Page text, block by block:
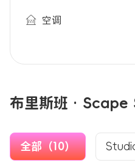
空调
布里斯班 ·
全部（10）